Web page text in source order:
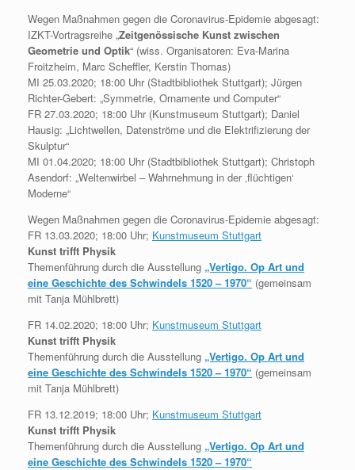
Wegen Maßnahmen gegen die Coronavirus-Epidemie abgesagt:
IZKT-Vortragsreihe „Zeitgenössische Kunst zwischen
Geometrie und Optik“ (wiss. Organisatoren: Eva-Marina
Froitzheim, Marc Scheffler, Kerstin Thomas)
MI 25.03.2020; 18:00 Uhr (Stadtbibliothek Stuttgart); Jürgen
Richter-Gebert: „Symmetrie, Ornamente und Computer“
FR 27.03.2020; 18:00 Uhr (Kunstmuseum Stuttgart); Daniel
Hausig: „Lichtwellen, Datenströme und die Elektrifizierung der
Skulptur“
MI 01.04.2020; 18:00 Uhr (Stadtbibliothek Stuttgart); Christoph
Asendorf: „Weltenwirbel – Wahrnehmung in der ‚flüchtigen‘
Moderne“
Wegen Maßnahmen gegen die Coronavirus-Epidemie abgesagt:
FR 13.03.2020; 18:00 Uhr; Kunstmuseum Stuttgart
Kunst trifft Physik
Themenführung durch die Ausstellung „Vertigo. Op Art und
eine Geschichte des Schwindels 1520 – 1970“ (gemeinsam
mit Tanja Mühlbrett)
FR 14.02.2020; 18:00 Uhr; Kunstmuseum Stuttgart
Kunst trifft Physik
Themenführung durch die Ausstellung „Vertigo. Op Art und
eine Geschichte des Schwindels 1520 – 1970“ (gemeinsam
mit Tanja Mühlbrett)
FR 13.12.2019; 18:00 Uhr; Kunstmuseum Stuttgart
Kunst trifft Physik
Themenführung durch die Ausstellung „Vertigo. Op Art und
eine Geschichte des Schwindels 1520 – 1970“